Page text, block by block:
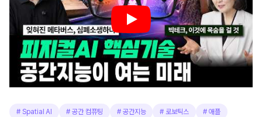
# Spatial AI #공간 컴퓨팅 # 공간지능 #로보틱스 #애플